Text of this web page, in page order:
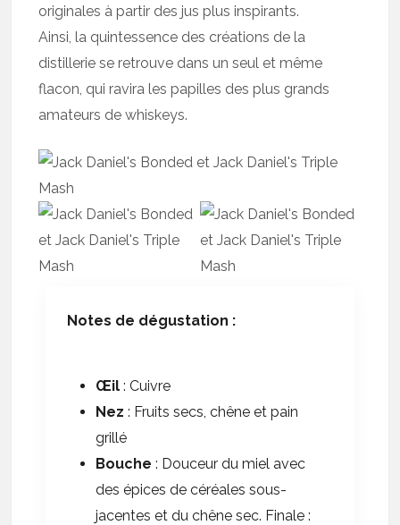
originales à partir des jus plus inspirants.
Ainsi, la quintessence des créations de la
distillerie se retrouve dans un seul et même
flacon, qui ravira les papilles des plus grands
amateurs de whiskeys.
Notes de dégustation :
Œil : Cuivre
Nez : Fruits secs, chêne et pain
grillé
Bouche : Douceur du miel avec
des épices de céréales sous-
jacentes et du chêne sec. Finale :